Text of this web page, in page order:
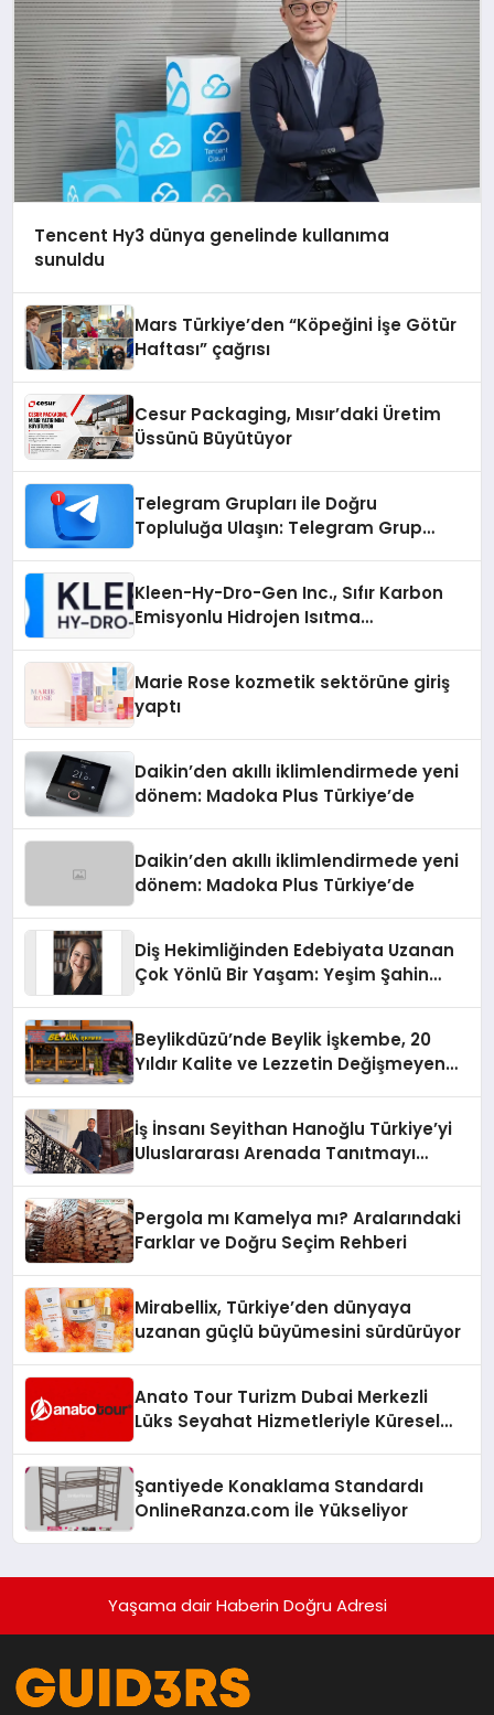
Tencent Hy3 dünya genelinde kullanıma
sunuldu
Mars Türkiye’den “Köpeğini İşe Götür
Haftası” çağrısı
Cesur Packaging, Mısır’daki Üretim
Üssünü Büyütüyor
Telegram Grupları ile Doğru
Topluluğa Ulaşın: Telegram Grup
Kleen-Hy-Dro-Gen Inc., Sıfır Karbon
Emisyonlu Hidrojen Isıtma
Marie Rose kozmetik sektörüne giriş
yaptı
Daikin’den akıllı iklimlendirmede yeni
dönem: Madoka Plus Türkiye’de
Daikin’den akıllı iklimlendirmede yeni
dönem: Madoka Plus Türkiye’de
Diş Hekimliğinden Edebiyata Uzanan
Çok Yönlü Bir Yaşam: Yeşim Şahin
Beylikdüzü’nde Beylik İşkembe, 20
Yıldır Kalite ve Lezzetin Değişmeyen
İş İnsanı Seyithan Hanoğlu Türkiye’yi
Uluslararası Arenada Tanıtmayı
Pergola mı Kamelya mı? Aralarındaki
Farklar ve Doğru Seçim Rehberi
Mirabellix, Türkiye’den dünyaya
uzanan güçlü büyümesini sürdürüyor
Anato Tour Turizm Dubai Merkezli
Lüks Seyahat Hizmetleriyle Küresel
Şantiyede Konaklama Standardı
OnlineRanza.com İle Yükseliyor
Yaşama dair Haberin Doğru Adresi